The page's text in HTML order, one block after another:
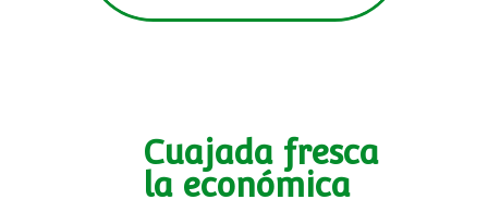
Cuajada fresca
la económica